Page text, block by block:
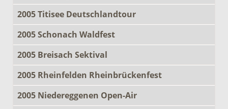
2005 Titisee Deutschlandtour
2005 Schonach Waldfest
2005 Breisach Sektival
2005 Rheinfelden Rheinbrückenfest
2005 Niedereggenen Open-Air